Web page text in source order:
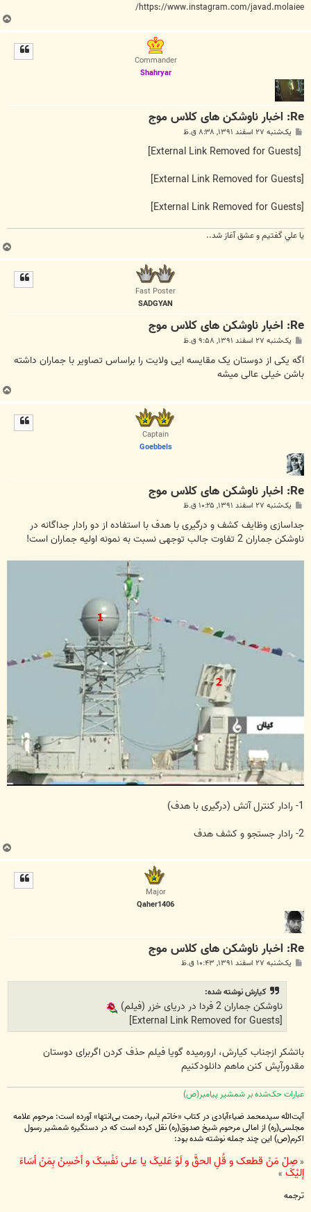
https://www.instagram.com/javad.molaiee/
ب
ا
Commander
Shahryar
Re: اخبار ناوشکن های کلاس موج
پ
ت
یک‌شنبه ۲۷ اسفند ۱۳۹۱, ۸:۳۸ ق.ظ
يا علي گفتيم و عشق آغاز شد..
ب
ا
Fast Poster
SADGYAN
Re: اخبار ناوشکن های کلاس موج
پ
ت
یک‌شنبه ۲۷ اسفند ۱۳۹۱, ۹:۵۸ ق.ظ
اگه یکی از دوستان یک مقایسه ایی ولایت را براساس تصاویر با جماران داشته
باشن خیلی عالی میشه
ب
ا
Captain
Goebbels
Re: اخبار ناوشکن های کلاس موج
پ
ت
یک‌شنبه ۲۷ اسفند ۱۳۹۱, ۱۰:۲۵ ق.ظ
جداسازی وظایف کشف و درگیری با هدف با استفاده از دو رادار جداگانه در
ناوشکن جماران 2 تفاوت جالب توجهی نسبت به نمونه اولیه جماران است!
1- رادار کنترل آتش (درگیری با هدف)
2- رادار جستجو و کشف هدف
ب
ا
Major
Qaher1406
Re: اخبار ناوشکن های کلاس موج
پ یک‌شنبه ۲۷ اسفند ۱۳۹۱, ۱۰:۴۳ ق.ظ
كيارش نوشته شده:
ناوشکن جماران 2 فردا در دریای خزر (فيلم)
باتشکر ازجناب کیارش، ارورمیده گویا فیلم حذف کردن اگربرای دوستان
مقدورآپش کنن ماهم دانلودکنیم
عبارات حک‌شده بر شمشیر پیامبر(ص)
آیت‌الله سیدمحمد ضیاءآبادی در کتاب «خاتم انبیا، رحمت بی‌انتها» آورده است: مرحوم علامه
مجلسی(ره) از امالی مرحوم شیخ صدوق(ره) نقل کرده است که در دستگیره شمشیر رسول
اکرم(ص) این چند جمله نوشته شده بود:
« صِلْ مَنْ قطعک و قُلِ الحقَّ و لَوْ عَلیکَ یا علی نَفْسِکَ و أحْسِنْ بِمَنْ أسَاءَ
إلیْکَ »
ترجمه